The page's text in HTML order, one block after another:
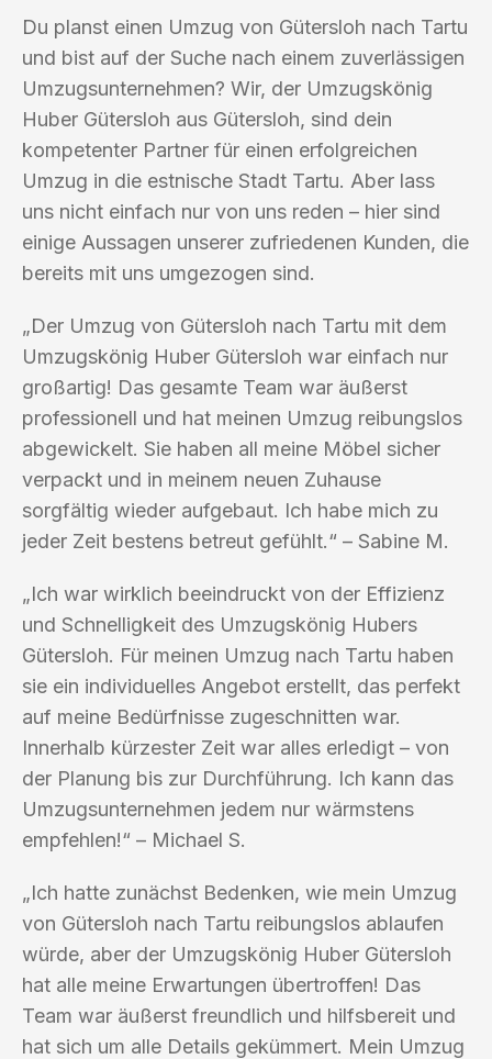
Du planst einen Umzug von Gütersloh nach Tartu
und bist auf der Suche nach einem zuverlässigen
Umzugsunternehmen? Wir, der Umzugskönig
Huber Gütersloh aus Gütersloh, sind dein
kompetenter Partner für einen erfolgreichen
Umzug in die estnische Stadt Tartu. Aber lass
uns nicht einfach nur von uns reden – hier sind
einige Aussagen unserer zufriedenen Kunden, die
bereits mit uns umgezogen sind.
„Der Umzug von Gütersloh nach Tartu mit dem
Umzugskönig Huber Gütersloh war einfach nur
großartig! Das gesamte Team war äußerst
professionell und hat meinen Umzug reibungslos
abgewickelt. Sie haben all meine Möbel sicher
verpackt und in meinem neuen Zuhause
sorgfältig wieder aufgebaut. Ich habe mich zu
jeder Zeit bestens betreut gefühlt.“ – Sabine M.
„Ich war wirklich beeindruckt von der Effizienz
und Schnelligkeit des Umzugskönig Hubers
Gütersloh. Für meinen Umzug nach Tartu haben
sie ein individuelles Angebot erstellt, das perfekt
auf meine Bedürfnisse zugeschnitten war.
Innerhalb kürzester Zeit war alles erledigt – von
der Planung bis zur Durchführung. Ich kann das
Umzugsunternehmen jedem nur wärmstens
empfehlen!“ – Michael S.
„Ich hatte zunächst Bedenken, wie mein Umzug
von Gütersloh nach Tartu reibungslos ablaufen
würde, aber der Umzugskönig Huber Gütersloh
hat alle meine Erwartungen übertroffen! Das
Team war äußerst freundlich und hilfsbereit und
hat sich um alle Details gekümmert. Mein Umzug